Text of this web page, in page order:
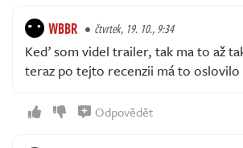
WBBR čtvrtek, 19. 10., 9:34
Keď som videl trailer, tak ma to až
teraz po tejto recenzii má to oslovilo
Odpovědět